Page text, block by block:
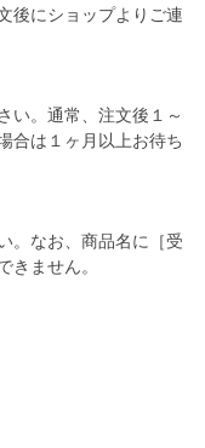
後にショップよりご連
い。通常、注文後１～
合は１ヶ月以上お待ち
。なお、商品名に［受
きません。